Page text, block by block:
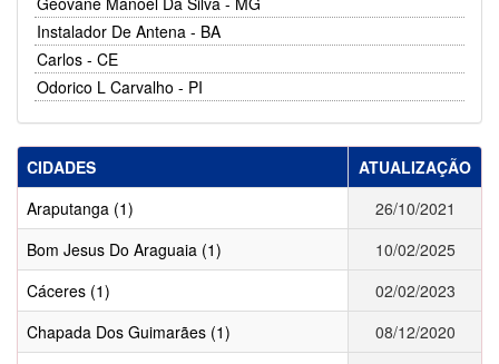
Instalador De Antena - BA
Carlos - CE
Odorico L Carvalho - PI
CIDADES
ATUALIZAÇÃO
Araputanga (1)
26/10/2021
Bom Jesus Do Araguaia (1)
10/02/2025
Cáceres (1)
02/02/2023
Chapada Dos Guimarães (1)
08/12/2020